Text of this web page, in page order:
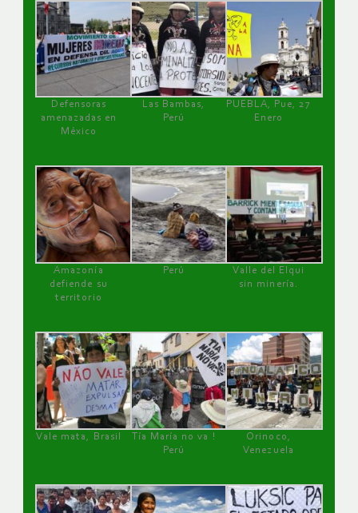
Defensoras
amenazadas en
México
Las Bambas,
Perú
PUEBLA, Pue, 27
Enero
Amazonía
defiende su
territorio
Perú
Valle del Elqui
sin minería.
Vale mata, Brasil
Tía María no va !
Perú
Orinoco,
Venezuela